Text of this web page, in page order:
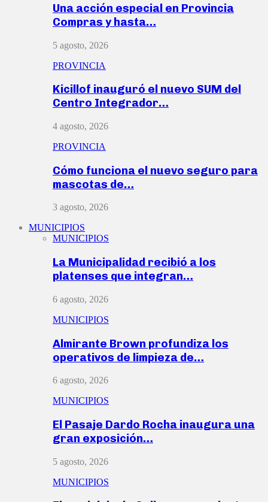
Una acción especial en Provincia
Compras y hasta…
5 agosto, 2026
PROVINCIA
Kicillof inauguró el nuevo SUM del
Centro Integrador…
4 agosto, 2026
PROVINCIA
Cómo funciona el nuevo seguro para
mascotas de…
3 agosto, 2026
MUNICIPIOS
MUNICIPIOS
La Municipalidad recibió a los
platenses que integran…
6 agosto, 2026
MUNICIPIOS
Almirante Brown profundiza los
operativos de limpieza de…
6 agosto, 2026
MUNICIPIOS
El Pasaje Dardo Rocha inaugura una
gran exposición…
5 agosto, 2026
MUNICIPIOS